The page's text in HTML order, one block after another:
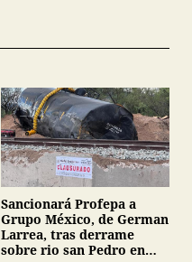
Sancionará Profepa a
Grupo México, de German
Larrea, tras derrame
sobre rio san Pedro en